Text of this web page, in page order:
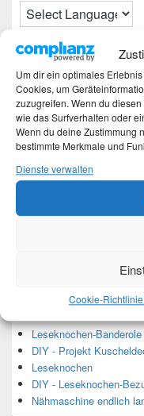
Um dir ein optimales
Cookies, um
zuzugreifen. Wenn du
wie das Surfverhalten oder
Wenn du deine Zustimmung
bestimmte Merkmale und
Dienste verwalten
Cookie-Richtlinie
Neueste Beiträge
Hochzeitstage und ihre
Sturz – Nachtrag
Sturz mit Folgen
Gibt es was Neues?
Älter werden
Kategorien
Top-Beiträge
Leseknochen-
DIY - Projekt
Leseknochen
DIY - Leseknochen-
Nähmaschine endlich